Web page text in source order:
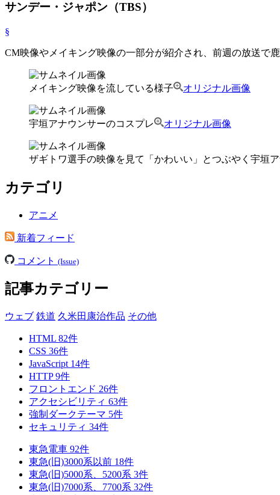
サンデー・ジャポン（TBS）
§
CM映像やメイキング映像の一部分が紹介され、前週の放送で
メイキング映像を流している様子 オリジナル画像
宇垣アナウンサーのコスプレ オリジナル画像
ザギトワ選手の映像を見て「かわいい」とつぶやく宇垣
カテゴリ
アニメ
新着フィード
コメント (Issue)
記事カテゴリー
ウェブ 鉄道 久米田康治作品 その他
HTML 82件
CSS 36件
JavaScript 14件
HTTP9件
フロントエンド 26件
アクセシビリティ 63件
強制ダークテーマ 5件
セキュリティ 34件
東急電車 92件
東急(旧)3000系以前 18件
東急(旧)5000系、5200系 3件
東急(旧)7000系、7700系 32件